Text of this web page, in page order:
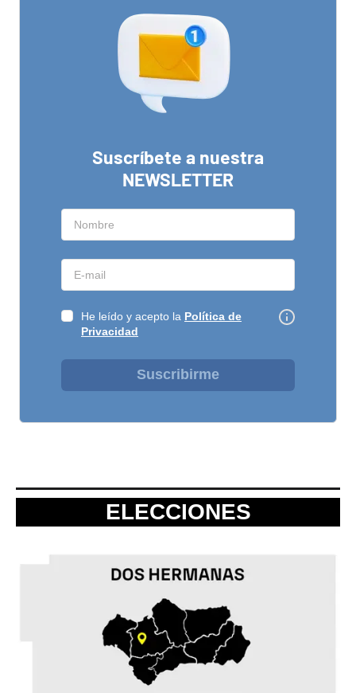
Suscríbete a nuestra
NEWSLETTER
He leído y acepto la Política de
Privacidad
Suscribirme
ELECCIONES